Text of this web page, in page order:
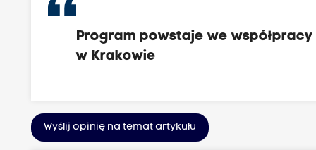
Program powstaje we
w Krakowie
Wyślij opinię na temat artykułu